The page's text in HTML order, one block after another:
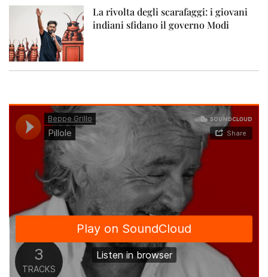
La rivolta degli scarafaggi: i giovani
indiani sfidano il governo Modi